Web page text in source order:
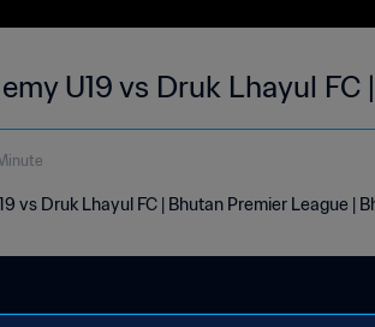
U19 vs Druk Lhayul
vs Druk Lhayul FC | Bhutan Premier League |